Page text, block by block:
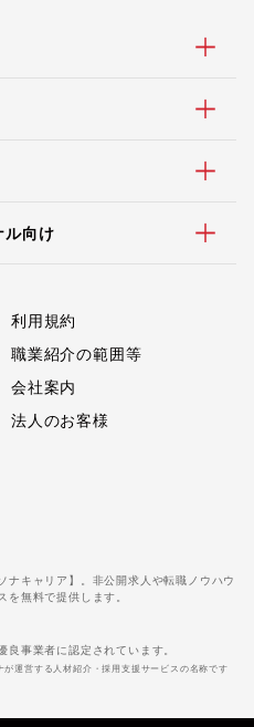
ル向け
利用規約
職業紹介の範囲等
会社案内
法人のお客様
ナキャリア】。非公開求人や転職ノウハウ
を無料で提供します。
良事業者に認定されています。
運営する人材紹介・採用支援サービスの名称です